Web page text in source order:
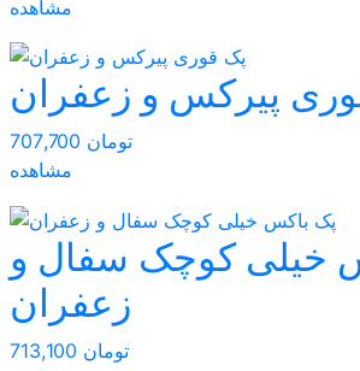
مشاهده
پیرکس و زعفران
707,700 تومان
مشاهده
خیلی کوچک سفال و
زعفران
713,100 تومان